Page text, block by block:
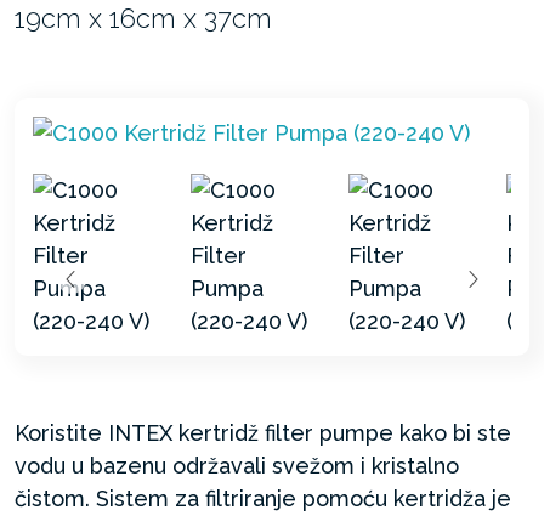
19cm x 16cm x 37cm
Koristite INTEX kertridž filter pumpe kako bi ste
vodu u bazenu održavali svežom i kristalno
čistom. Sistem za filtriranje pomoću kertridža je